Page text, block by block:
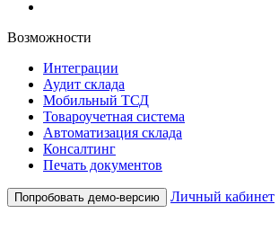
Возможности
Интеграции
Аудит склада
Мобильный ТСД
Товароучетная система
Автоматизация склада
Консалтинг
Печать документов
Попробовать демо-версию Личный кабинет